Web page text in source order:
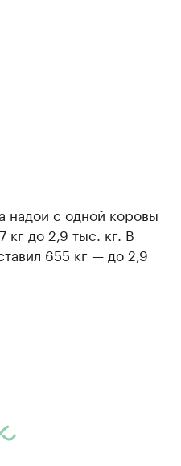
надои с одной коровы
кг до 2,9 тыс. кг. В
655 кг — до 2,9